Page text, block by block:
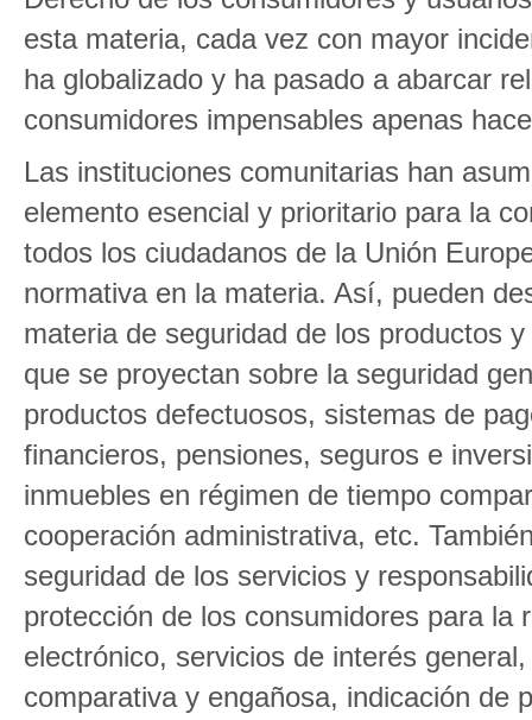
esta materia, cada vez con mayor
ha globalizado y ha pasado a abarcar
consumidores impensables apenas
Las instituciones comunitarias han
elemento esencial y prioritario para la
todos los ciudadanos de la Unión
normativa en la materia. Así, pueden
materia de seguridad de los productos
que se proyectan sobre la seguridad
productos defectuosos, sistemas de
financieros, pensiones, seguros e
inmuebles en régimen de tiempo
cooperación administrativa, etc.
seguridad de los servicios y
protección de los consumidores para la
electrónico, servicios de interés
comparativa y engañosa, indicación de